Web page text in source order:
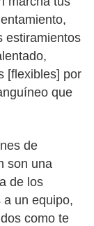
estiramientos
[flexibles] por
que
de
son una
de los
un equipo,
como te